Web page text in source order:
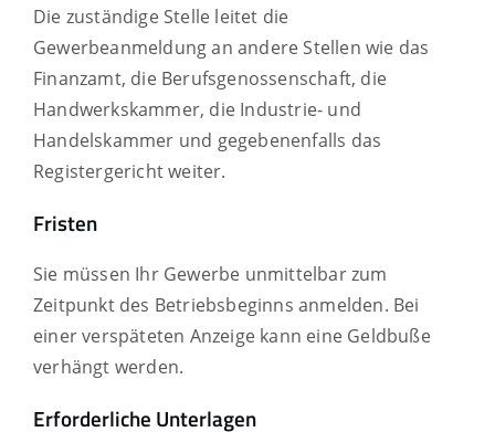
Die zuständige Stelle leitet die
Gewerbeanmeldung an andere Stellen wie das
Finanzamt, die Berufsgenossenschaft, die
Handwerkskammer, die Industrie- und
Handelskammer und gegebenenfalls das
Registergericht weiter.
Fristen
Sie müssen Ihr Gewerbe unmittelbar zum
Zeitpunkt des Betriebsbeginns anmelden. Bei
einer verspäteten Anzeige kann eine Geldbuße
verhängt werden.
Erforderliche Unterlagen